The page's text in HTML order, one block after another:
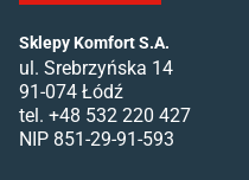
Sklepy Komfort S.A.
ul. Srebrzyńska 14
91-074 Łódź
tel. +48 532 220 427
NIP 851-29-91-593